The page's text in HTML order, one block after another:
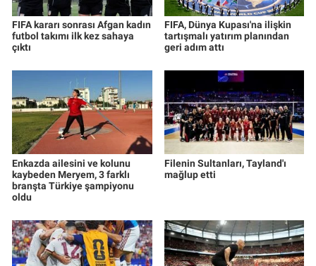
FIFA kararı sonrası Afgan kadın
futbol takımı ilk kez sahaya
çıktı
FIFA, Dünya Kupası'na ilişkin
tartışmalı yatırım planından
geri adım attı
Enkazda ailesini ve kolunu
kaybeden Meryem, 3 farklı
branşta Türkiye şampiyonu
oldu
Filenin Sultanları, Tayland'ı
mağlup etti